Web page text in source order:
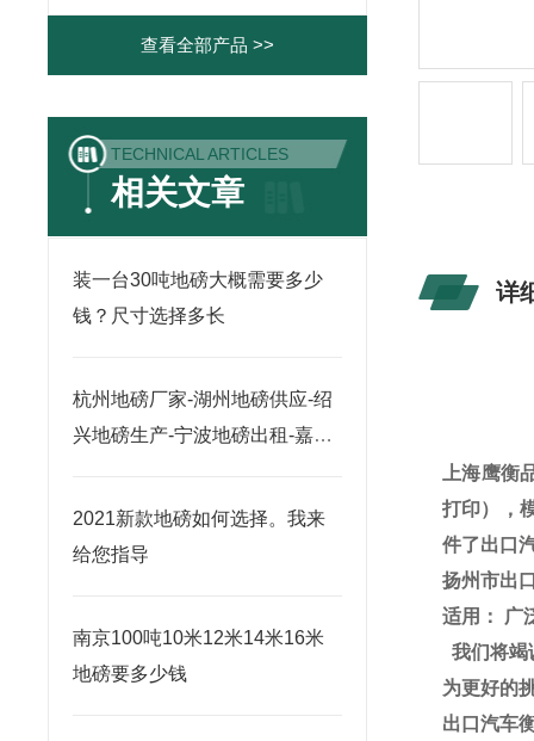
查看全部产品 >>
TECHNICAL ARTICLES
相关文章
装一台30吨地磅大概需要多少
钱？尺寸选择多长
杭州地磅厂家-湖州地磅供应-绍
兴地磅生产-宁波地磅出租-嘉兴
2021新款地磅如何选择。我来
给您指导
南京100吨10米12米14米16米
地磅要多少钱
详
上海鹰衡
打印），
件了出口
扬州市出
适用：
广
我们将竭
为更好的
出口汽车